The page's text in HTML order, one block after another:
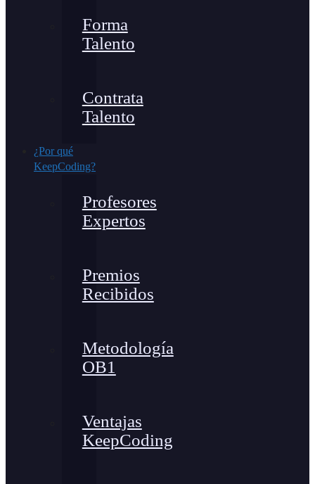
Forma
Talento
Contrata
Talento
¿Por qué
KeepCoding?
Profesores
Expertos
Premios
Recibidos
Metodología
OB1
Ventajas
KeepCoding